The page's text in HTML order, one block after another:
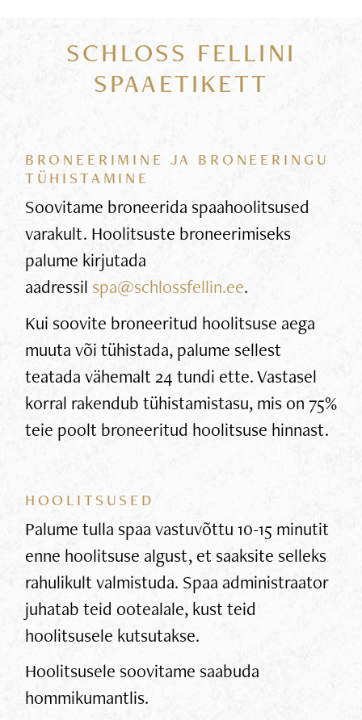
SCHLOSS FELLINI
SPAAETIKETT
BRONEERIMINE JA BRONEERINGU
TÜHISTAMINE
Soovitame broneerida spaahoolitsused
varakult. Hoolitsuste broneerimiseks
palume kirjutada
aadressil spa@schlossfellin.ee.
Kui soovite broneeritud hoolitsuse aega
muuta või tühistada, palume sellest
teatada vähemalt 24 tundi ette. Vastasel
korral rakendub tühistamistasu, mis on 75%
teie poolt broneeritud hoolitsuse hinnast.
HOOLITSUSED
Palume tulla spaa vastuvõttu 10-15 minutit
enne hoolitsuse algust, et saaksite selleks
rahulikult valmistuda. Spaa administraator
juhatab teid ootealale, kust teid
hoolitsusele kutsutakse.
Hoolitsusele soovitame saabuda
hommikumantlis.